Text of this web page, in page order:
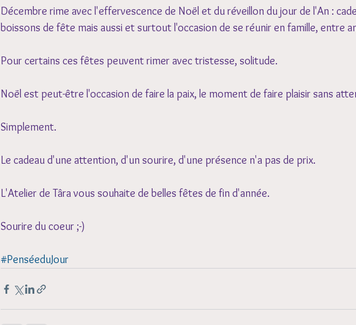
Décembre rime avec l'effervescence de Noël et du réveillon du jour de l'An :
boissons de fête mais aussi et surtout l'occasion de se réunir en famille, entre
Pour certains ces fêtes peuvent rimer avec tristesse, solitude.
Noël est peut-être l'occasion de faire la paix, le moment de faire plaisir sans
Simplement.
Le cadeau d'une attention, d'un sourire, d'une présence n'a pas de prix.
L'Atelier de Târa vous souhaite de belles fêtes de fin d'année.
Sourire du coeur ;-)
#PenséeduJour